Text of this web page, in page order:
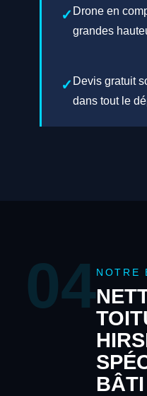
Drone en
grandes
Devis gratuit
dans tout le
04NOTRE